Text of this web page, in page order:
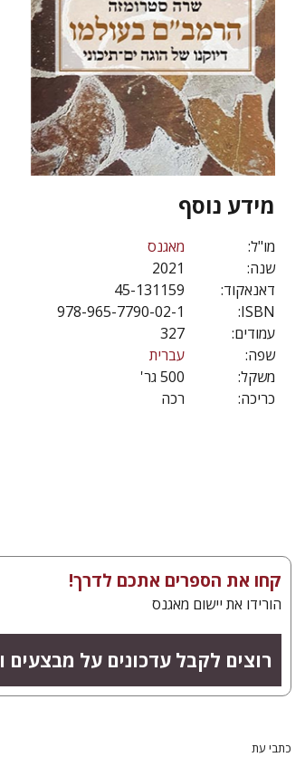
מידע נוסף
מו"ל:
מאגנס
שנה:
2021
דאנאקוד:
45-131159
ISBN:
978-965-7790-02-1
עמודים:
327
שפה:
עברית
משקל:
500 גר'
כריכה:
רכה
קחו את הספרים אתכם לדרך!
הורידו את יישום מאגנס
רוצים לקבל עדכונים על מבצעים
כתבי עת